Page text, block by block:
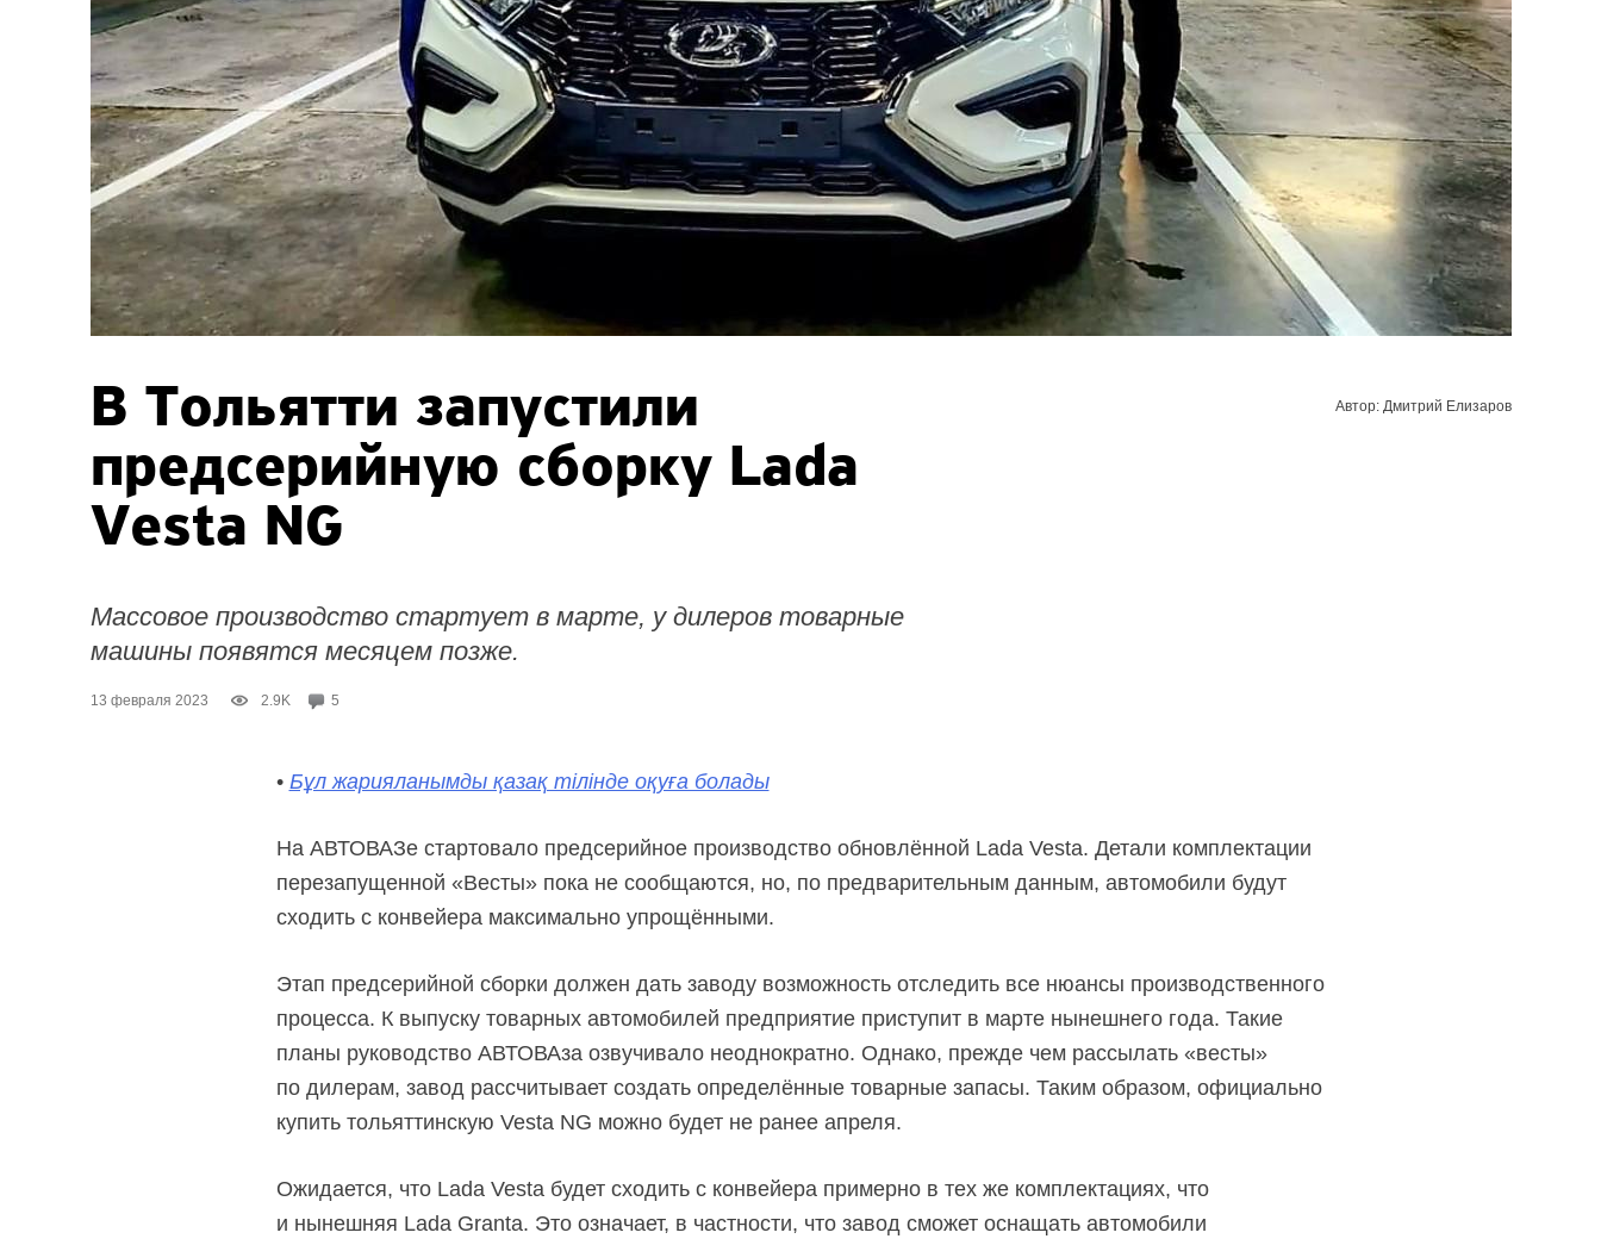
В Тольятти запустили
предсерийную сборку Lada
Vesta NG
Массовое производство стартует в марте, у дилеров товарные
машины появятся месяцем позже.
13 февраля 2023 2.9K 5
Автор: Дмитрий Елизаров
• Бұл жарияланымды қазақ тілінде оқуға болады
На АВТОВАЗе стартовало предсерийное производство обновлённой Lada Vesta. Детали комплектации
перезапущенной «Весты» пока не сообщаются, но, по предварительным данным, автомобили будут
сходить с конвейера максимально упрощёнными.
Этап предсерийной сборки должен дать заводу возможность отследить все нюансы производственного
процесса. К выпуску товарных автомобилей предприятие приступит в марте нынешнего года. Такие
планы руководство АВТОВАза озвучивало неоднократно. Однако, прежде чем рассылать «весты»
по дилерам, завод рассчитывает создать определённые товарные запасы. Таким образом, официально
купить тольяттинскую Vesta NG можно будет не ранее апреля.
Ожидается, что Lada Vesta будет сходить с конвейера примерно в тех же комплектациях, что
и нынешняя Lada Granta. Это означает, в частности, что завод сможет оснащать автомобили